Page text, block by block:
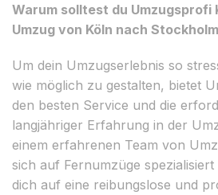
Warum solltest du Umzugsprofi
Umzug von Köln nach
Um dein Umzugserlebnis so
wie möglich zu gestalten, bietet
den besten Service und die
langjähriger Erfahrung in der
einem erfahrenen Team von
sich auf Fernumzüge
dich auf eine reibungslose und